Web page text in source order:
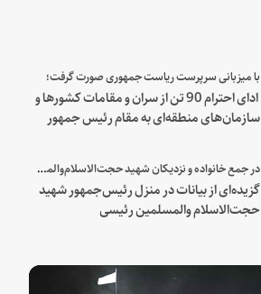
با میزبانی سرپرست ریاست جمهوری صورت گرفت؛
ادای احترام 90 تن از سران و مقامات کشورها و
سازمان‌های منطقه‌ای به مقام رئیس جمهور
در جمع خانواده و نزدیکان شهید حجت‌الاسلام‌والمسلمین رئیسی:
گزیده‌ای از بیانات در منزل رئیس‌جمهور شهید
حجت‌الاسلام والمسلمین رئیسی